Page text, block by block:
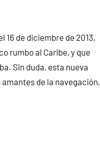
de diciembre de 2013,
rumbo al Caribe, y que
Sin duda, esta nueva
de la navegación,